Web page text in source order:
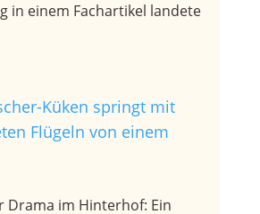
in einem Fachartikel landete
Drama im Hinterhof: Ein